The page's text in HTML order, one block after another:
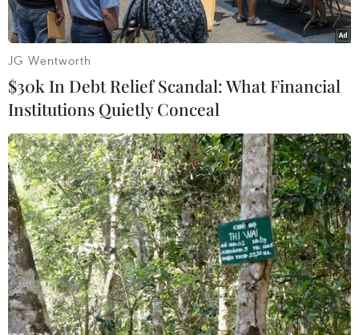
Ngoại trưởng Iran Mohammad Javad Zarif. (Nguồn: AP)
Ngày 17/12, truyền thông Trung Đông dẫn phát
biểu của Ngoại trưởng Iran Mohammad Javad
Zarif cho rằng các cuộc đàm phán với Mỹ khó có
thể diễn ra sau khi Washington đặt ra nhiều
điều kiện để thương lượng với Tehran.
JG Wentworth
$30k In Debt Relief Scandal: What Financial
Institutions Quietly Conceal